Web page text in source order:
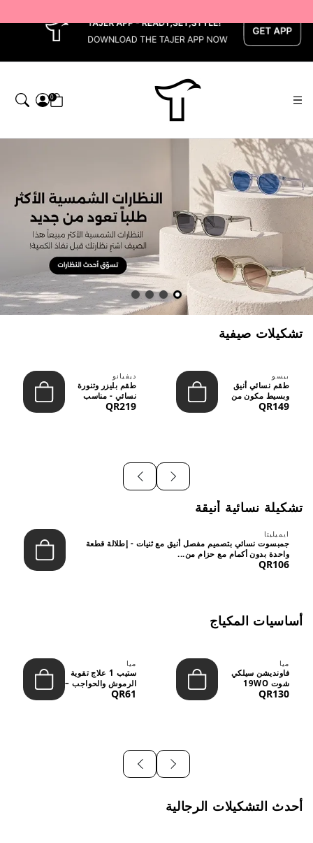
0
تاجر — Home page default h1 desc
تشكيلات صيفية
بيسو
طقم نسائي أنيق
وبسيط مكون من
قطعتين - تصميم
QR149
ديفيانو
طقم بليزر وتنورة
نسائي - مناسب
للعمل الرسمي
QR219
تشكيلة نسائية أنيقة
ايميليتا
جمبسوت نسائي بتصميم مفصل أنيق مع ثنيات - إطلالة قطعة
واحدة بدون أكمام مع حزام من...
QR106
أساسيات المكياج
ميا
فاونديشن سيلكي
شوت 19WO
ميديوم دارك بدرجة
QR130
ميا
ستيب 1 علاج تقوية
الرموش والحواجب –
12 مل
QR61
أحدث التشكيلات الرجالية